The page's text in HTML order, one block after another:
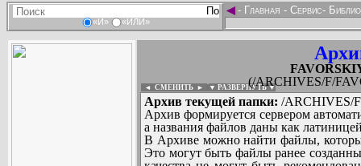
«И» «ИЛИ»
◄- Главная - Сервис-
(/ARCHIVES/F/
◄ СМЕНИТЬ ► ▼ РАЗВЕРНУТЬ ▼
Архив текущей папки: /ARCHIVES/
Архив формируется сервером
а названия файлов даны как
В Архиве можно найти файлы,
Это могут быть файлы ранее